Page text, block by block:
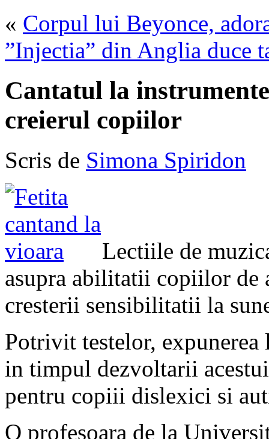
« Corpul lui Beyonce,
”Injectia” din Anglia duce
Cantatul la
creierul copiilor
Scris de Simona Spiridon
Lectiile de
asupra abilitatii copiilor de
cresterii sensibilitatii la
Potrivit testelor,
in timpul dezvoltarii
pentru copiii dislexici si
O profesoara de la